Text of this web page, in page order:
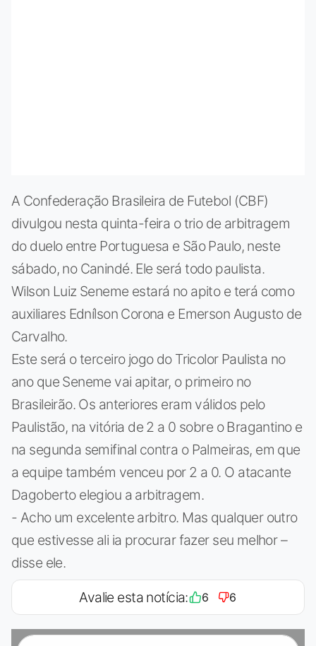
A Confederação Brasileira de Futebol (CBF)
divulgou nesta quinta-feira o trio de arbitragem
do duelo entre Portuguesa e São Paulo, neste
sábado, no Canindé. Ele será todo paulista.
Wilson Luiz Seneme estará no apito e terá como
auxiliares Ednílson Corona e Emerson Augusto de
Carvalho.
Este será o terceiro jogo do Tricolor Paulista no
ano que Seneme vai apitar, o primeiro no
Brasileirão. Os anteriores eram válidos pelo
Paulistão, na vitória de 2 a 0 sobre o Bragantino e
na segunda semifinal contra o Palmeiras, em que
a equipe também venceu por 2 a 0. O atacante
Dagoberto elegiou a arbitragem.
- Acho um excelente arbitro. Mas qualquer outro
que estivesse ali ia procurar fazer seu melhor –
disse ele.
Avalie esta notícia: 6 6